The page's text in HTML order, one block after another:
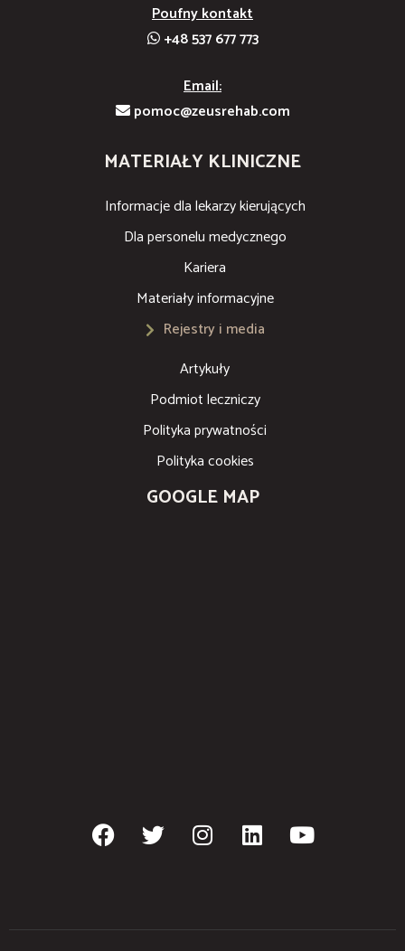
Poufny kontakt
+48 537 677 773
Email:
pomoc@zeusrehab.com
MATERIAŁY KLINICZNE
Informacje dla lekarzy kierujących
Dla personelu medycznego
Kariera
Materiały informacyjne
Rejestry i media
Artykuły
Podmiot leczniczy
Polityka prywatności
Polityka cookies
GOOGLE MAP